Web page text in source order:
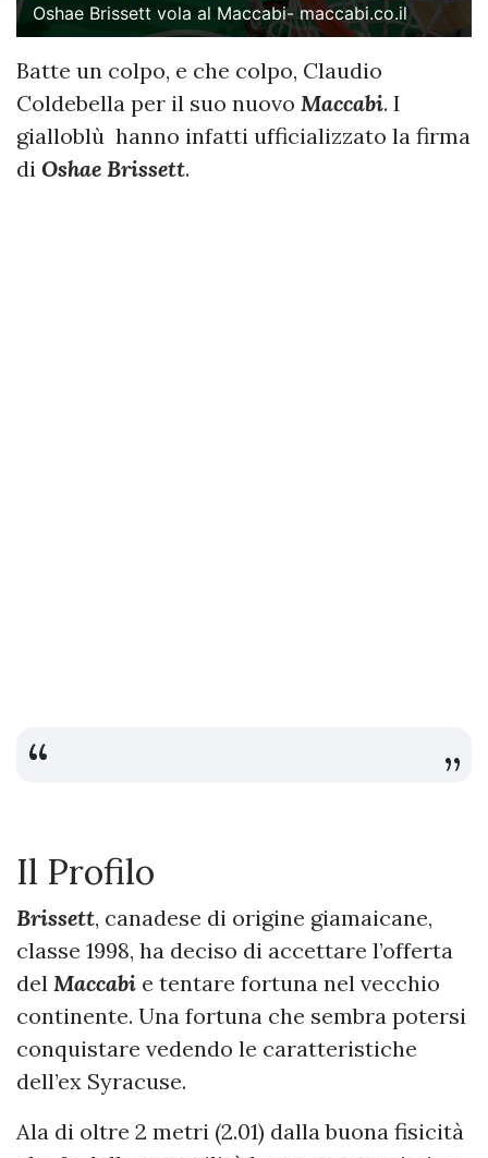
Oshae Brissett vola al Maccabi- maccabi.co.il
Batte un colpo, e che colpo, Claudio
Coldebella per il suo nuovo Maccabi. I
gialloblù hanno infatti ufficializzato la firma
di Oshae Brissett.
Il Profilo
Brissett, canadese di origine giamaicane,
classe 1998, ha deciso di accettare l’offerta
del Maccabi e tentare fortuna nel vecchio
continente. Una fortuna che sembra potersi
conquistare vedendo le caratteristiche
dell’ex Syracuse.
Ala di oltre 2 metri (2.01) dalla buona fisicità